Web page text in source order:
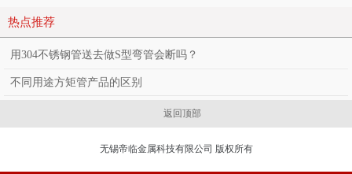
热点推荐
用304不锈钢管送去做S型弯管会断吗？
不同用途方矩管产品的区别
返回顶部
无锡帝临金属科技有限公司 版权所有